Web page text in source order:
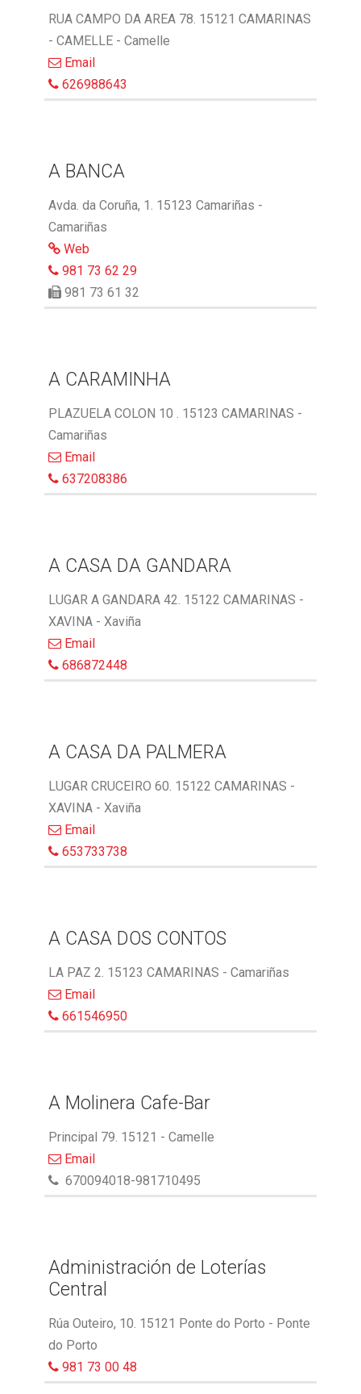
RUA CAMPO DA AREA 78. 15121 CAMARINAS
- CAMELLE - Camelle
Email
626988643
A BANCA
Avda. da Coruña, 1. 15123 Camariñas -
Camariñas
Web
981 73 62 29
981 73 61 32
A CARAMINHA
PLAZUELA COLON 10 . 15123 CAMARINAS -
Camariñas
Email
637208386
A CASA DA GANDARA
LUGAR A GANDARA 42. 15122 CAMARINAS -
XAVINA - Xaviña
Email
686872448
A CASA DA PALMERA
LUGAR CRUCEIRO 60. 15122 CAMARINAS -
XAVINA - Xaviña
Email
653733738
A CASA DOS CONTOS
LA PAZ 2. 15123 CAMARINAS - Camariñas
Email
661546950
A Molinera Cafe-Bar
Principal 79. 15121 - Camelle
Email
670094018-981710495
Administración de Loterías
Central
Rúa Outeiro, 10. 15121 Ponte do Porto - Ponte
do Porto
981 73 00 48